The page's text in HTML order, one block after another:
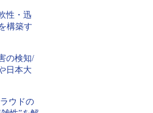
性・迅
構築す
の検知/
日本大
ウドの